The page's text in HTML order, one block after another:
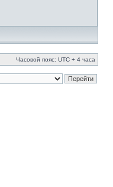
Часовой пояс: UTC + 4 часа